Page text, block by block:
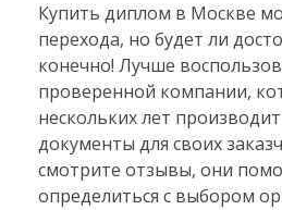
Купить диплом в Москве
перехода, но будет ли
конечно! Лучше
проверенной компании,
нескольких лет
документы для своих
смотрите отзывы, они
определиться с выбором